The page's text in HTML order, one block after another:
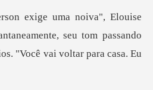
seu tom passando